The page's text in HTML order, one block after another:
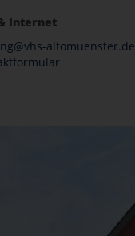
Internet
altomuenster.de